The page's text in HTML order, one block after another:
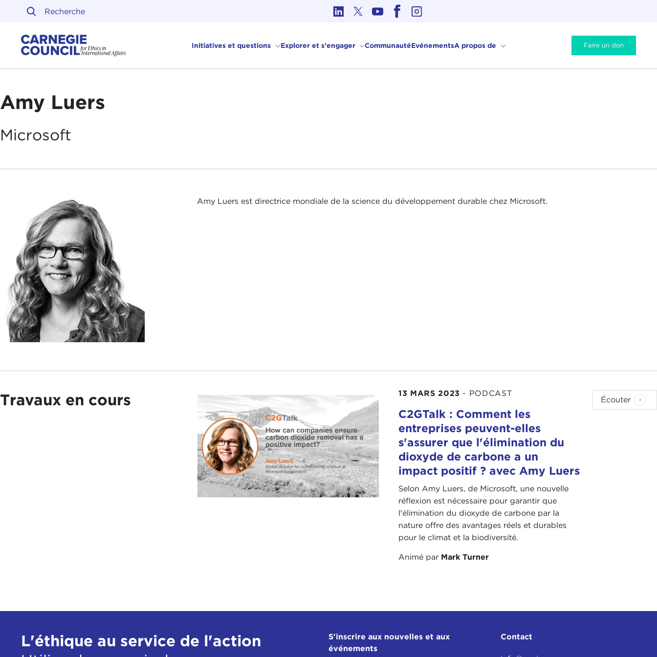
Skip to content
Initiatives et questions Explorer et s'engager CommunautéEvénementsA propos de Faire un don
Amy Luers
Microsoft
Amy Luers est directrice mondiale de la science du développement durable chez Microsoft.
Travaux en cours 13 MARS 2023 - PODCAST
C2GTalk : Comment les
entreprises peuvent-elles
s'assurer que l'élimination du
dioxyde de carbone a un
impact positif ? avec Amy Luers
Selon Amy Luers, de Microsoft, une nouvelle
réflexion est nécessaire pour garantir que
l'élimination du dioxyde de carbone par la
nature offre des avantages réels et durables
pour le climat et la biodiversité.
Animé par Mark Turner
Écouter
L'éthique au service de l'action
S'inscrire aux nouvelles et aux
événements
Contact